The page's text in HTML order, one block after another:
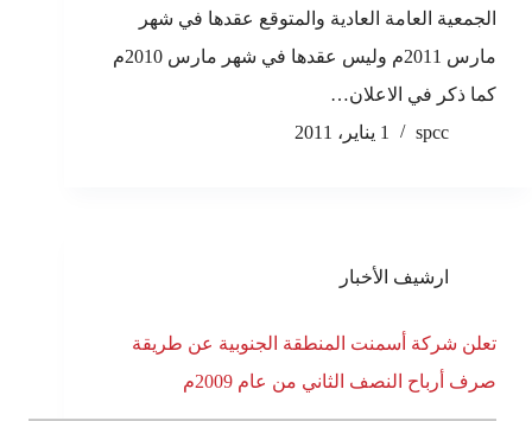
الجمعية العامة العادية والمتوقع عقدها في شهر
مارس 2011م وليس عقدها في شهر مارس 2010م
كما ذكر في الاعلان…
spcc
1 يناير، 2011
ارشيف الأخبار
تعلن شركة أسمنت المنطقة الجنوبية عن طريقة
صرف أرباح النصف الثاني من عام 2009م